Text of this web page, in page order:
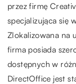
przez firmę
specjalizująca się
Zlokalizowana na
firma posiada
dostępnych w
DirectOffice jest